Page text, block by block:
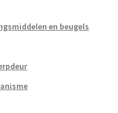
en beugels